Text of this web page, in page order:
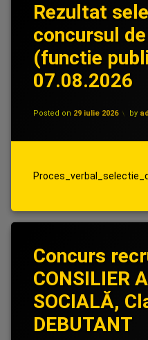
Rezultat
concursul
(functie
07.08.2026
Posted on 29 iulie 2026 by
Concurs
CONSILIER
SOCIALĂ,
DEBUTANT